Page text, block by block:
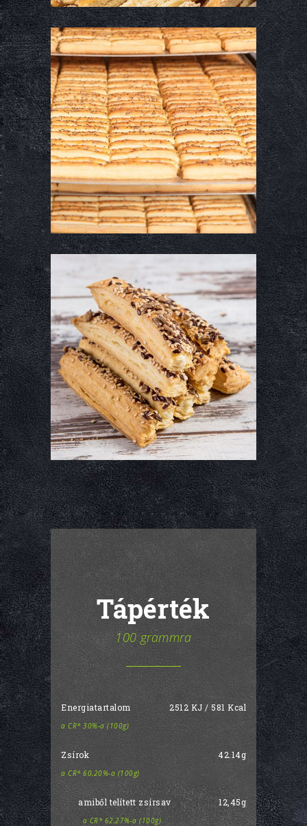
Tápérték
100 grammra
Energiatartalom 2512 KJ / 581 Kcal
a CR* 30%-a (100g)
Zsírok 42.14g
a CR* 60,20%-a (100g)
amiből telített zsírsav 12,45g
a CR* 62,27%-a (100g)